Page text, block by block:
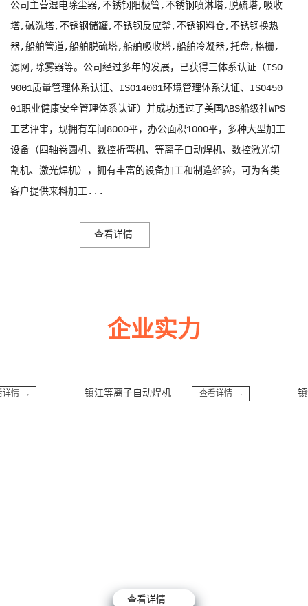
公司主营湿电除尘器,不锈钢阳极管,不锈钢喷淋塔,脱硫塔,吸收
塔,碱洗塔,不锈钢储罐,不锈钢反应釜,不锈钢料仓,不锈钢换热
器,船舶管道,船舶脱硫塔,船舶吸收塔,船舶冷凝器,托盘,格栅,
滤网,除雾器等。公司经过多年的发展，已获得三体系认证（ISO
9001质量管理体系认证、ISO14001环境管理体系认证、ISO450
01职业健康安全管理体系认证）并成功通过了美国ABS船级社WPS
工艺评审，现拥有车间8000平，办公面积1000平，多种大型加工
设备（四轴卷圆机、数控折弯机、等离子自动焊机、数控激光切
割机、激光焊机），拥有丰富的设备加工和制造经验，可为各类
客户提供来料加工...
查看详情
企业实力
→ 查看详情 →
镇江等离子自动焊机 镇
查看详情